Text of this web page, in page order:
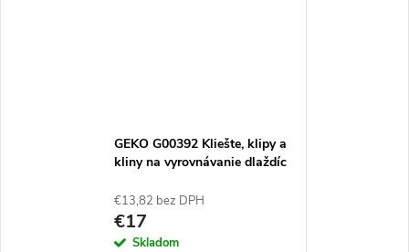
GEKO G00392 Kliešte, klipy a
kliny na vyrovnávanie dlaždíc
€13,82 bez DPH
€17
Skladom